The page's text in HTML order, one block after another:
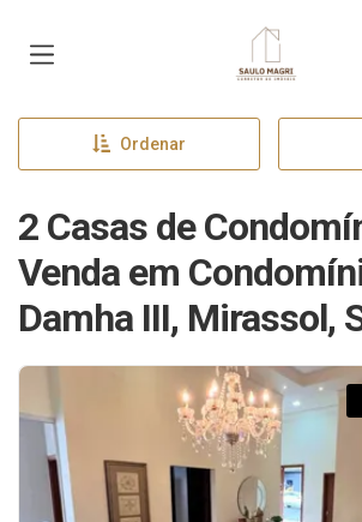
Página inicial
Ordenar
2 Casas de
Venda em
Damha III, Mirassol,